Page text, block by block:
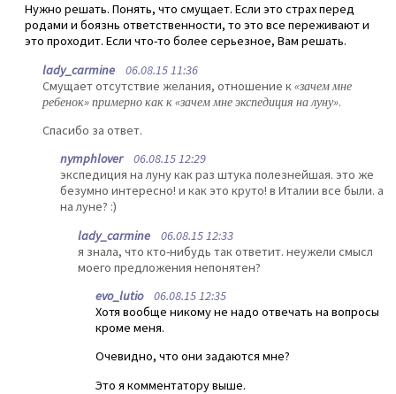
Нужно решать. Понять, что смущает. Если это страх перед
родами и боязнь ответственности, то это все переживают и
это проходит. Если что-то более серьезное, Вам решать.
lady_carmine 06.08.15 11:36
Смущает отсутствие желания, отношение к«зачем мне
ребенок» примерно как к «зачем мне экспедиция на луну».
Спасибо за ответ.
nymphlover06.08.15 12:29
экспедиция на луну как раз штука полезнейшая. это же
безумно интересно! и как это круто! в Италии все были. а
на луне? :)
lady_carmine 06.08.15 12:33
я знала, что кто-нибудь так ответит. неужели смысл
моего предложения непонятен?
evo_lutio06.08.15 12:35
Хотя вообще никому не надо отвечать на вопросы
кроме меня.
Очевидно, что они задаются мне?
Это я комментатору выше.